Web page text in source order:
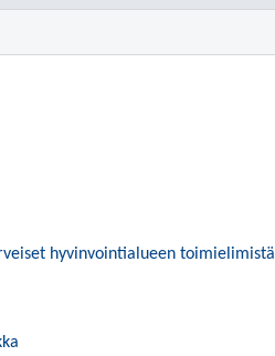
hyvinvointialueen toimielimistä